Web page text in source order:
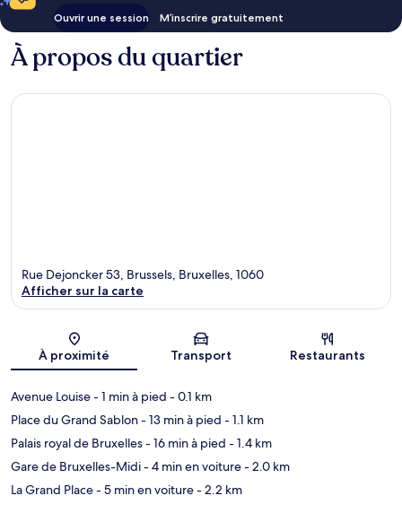
Ouvrir une session M’inscrire gratuitement
À propos du quartier
Carte
Rue Dejoncker 53, Brussels, Bruxelles, 1060
Afficher sur la carte
À proximité Transport Restaurants
Avenue Louise- 1 min à pied - 0.1 km
Place du Grand Sablon- 13 min à pied - 1.1 km
Palais royal de Bruxelles- 16 min à pied - 1.4 km
Gare de Bruxelles-Midi- 4 min en voiture- 2.0 km
La Grand Place- 5 min en voiture- 2.2 km